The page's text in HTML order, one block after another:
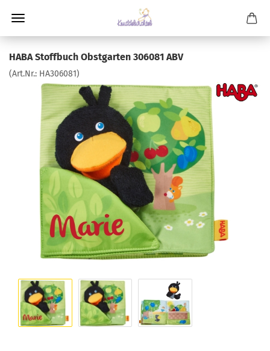
HABA Stoffbuch Obstgarten 306081 ABV
(Art.Nr.: HA306081)